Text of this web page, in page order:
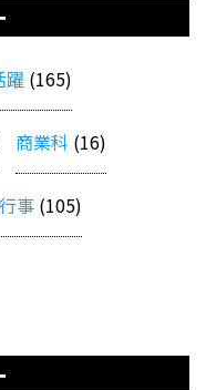
躍 (165)
商業科 (16)
事 (105)